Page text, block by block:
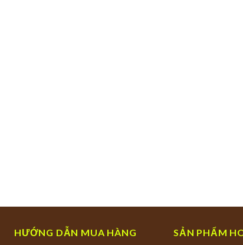
HƯỚNG DẪN MUA HÀNG SẢN PHẨM